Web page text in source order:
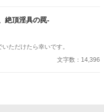
絶頂淫具の罠-
す。 楽しんでいただけたら幸いです。
文字数：14,396